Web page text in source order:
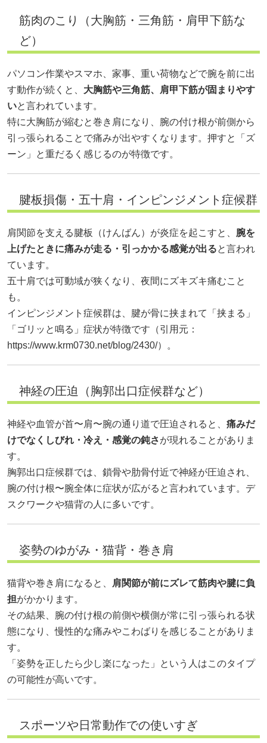
筋肉のこり（大胸筋・三角筋・肩甲下筋な
ど）
パソコン作業やスマホ、家事、重い荷物などで腕を前に出
す動作が続くと、 大胸筋や三角筋、肩甲下筋が固まりやす
いと言われています。
特に大胸筋が縮むと巻き肩になり、腕の付け根が前側から
引っ張られることで痛みが出やすくなります。押すと「ズ
ーン」と重だるく感じるのが特徴です。
腱板損傷・五十肩・インピンジメント症候群
肩関節を支える腱板（けんばん）が炎症を起こすと、 腕を
上げたときに痛みが走る・引っかかる感覚が出ると言われ
ています。
五十肩では可動域が狭くなり、夜間にズキズキ痛むこと
も。
インピンジメント症候群は、腱が骨に挟まれて「挟まる」
「ゴリッと鳴る」症状が特徴です（引用元：
https://www.krm0730.net/blog/2430/）。
神経の圧迫（胸郭出口症候群など）
神経や血管が首〜肩〜腕の通り道で圧迫されると、 痛みだ
けでなくしびれ・冷え・感覚の鈍さが現れることがありま
す。
胸郭出口症候群では、鎖骨や肋骨付近で神経が圧迫され、
腕の付け根〜腕全体に症状が広がると言われています。デ
スクワークや猫背の人に多いです。
姿勢のゆがみ・猫背・巻き肩
猫背や巻き肩になると、
肩関節が前にズレて筋肉や腱に負
担がかかります。
その結果、腕の付け根の前側や横側が常に引っ張られる状
態になり、慢性的な痛みやこわばりを感じることがありま
す。
「姿勢を正したら少し楽になった」という人はこのタイプ
の可能性が高いです。
スポーツや日常動作での使いすぎ